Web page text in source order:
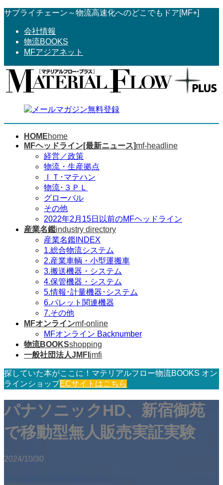
コ
へ
ス
ナ
ョ
ン
サプライチェーン～物流高速化へのどこでもドア[MF+]
会社情報
物流BOOKS
MFアジアネット
HOMEhome
MFヘッドライン[最新ニュース]mf-headline
経営／政策
物流・生産拠点
ＩＴ･マテハン
物流･３ＰＬ
グローバル
その他
2022年2月15日以前のMFヘッドライン
産業名鑑industry directory
産業名鑑INDEX
1.総合物流システム
2.産業車輌・小型運搬車
3.搬送機器・システム
4.保管機器・システム
5.情報･計量機器･システム
6.パレット関連機器
7.その他
MFオンラインmf-online
MFオンライン Backnumber
物流BOOKSshopping
一般社団法人JMFI jmfi
探していた本がここに！マテリアルフロー物流BOOKS オン
ラインショップECサイトはこちら
パナソニックHD、新宿御苑
で移動型無人販売実証実験
2024/10/30